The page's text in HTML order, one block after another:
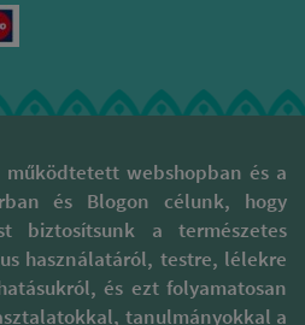
webshopban és a
és Blogon célunk, hogy
biztosítsunk a természetes
használatáról, testre, lélekre
és ezt folyamatosan
tanulmányokkal a